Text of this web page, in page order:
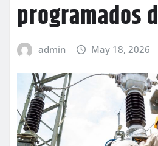
programados
admin May 18, 2026